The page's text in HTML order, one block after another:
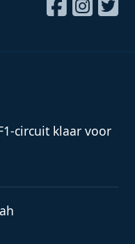
circuit klaar voor